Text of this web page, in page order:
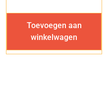
Toevoegen aan
winkelwagen